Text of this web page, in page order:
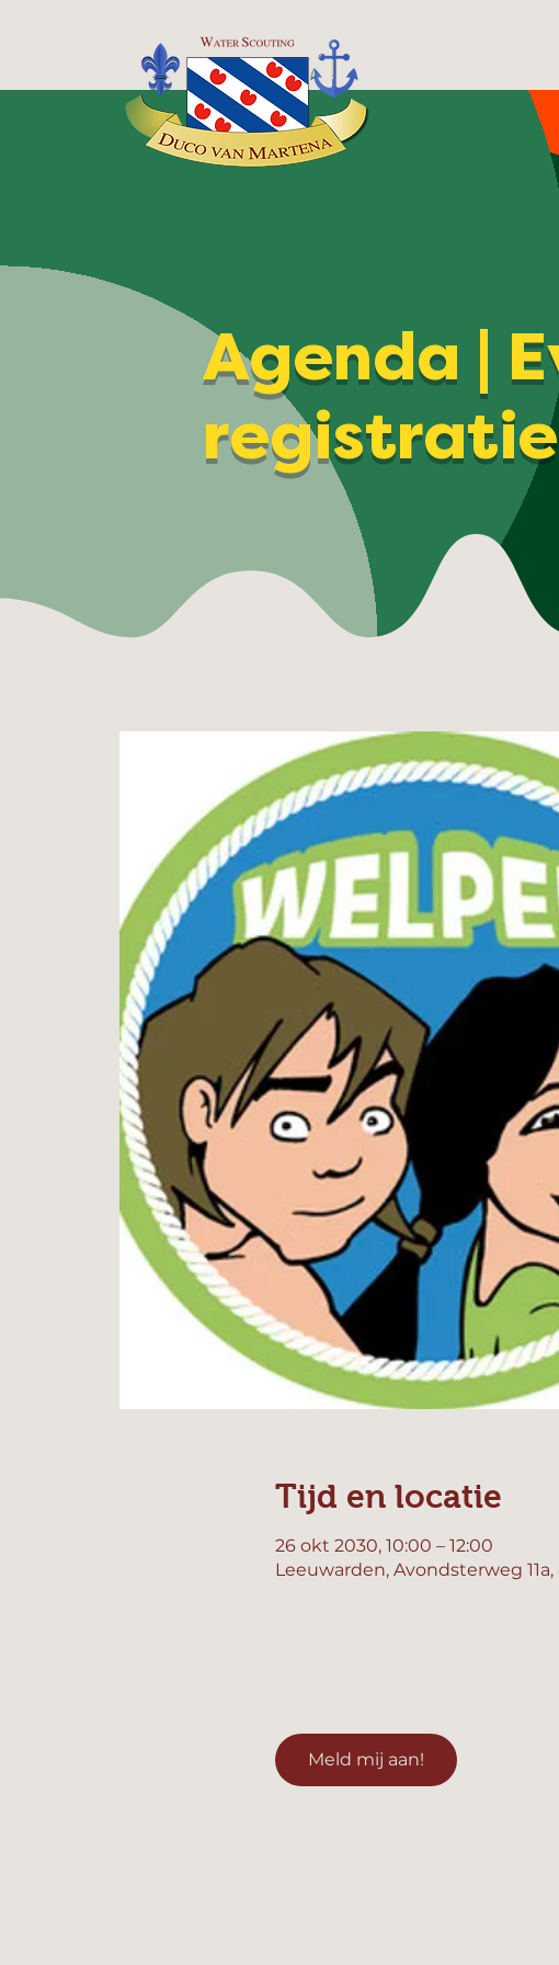
Agenda |
registratie
Tijd en locatie
26 okt 2030, 10:00 – 12:00
Leeuwarden, Avondsterweg
Meld mij aan!